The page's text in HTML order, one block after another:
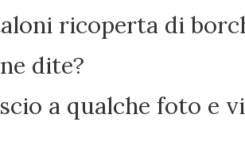
ricoperta di
dite?
a qualche foto e